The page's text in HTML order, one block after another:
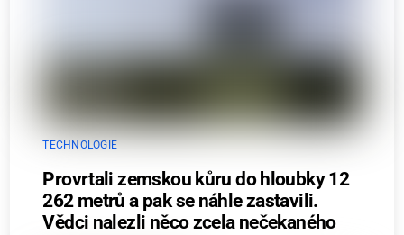
TECHNOLOGIE
Provrtali zemskou kůru do hloubky 12
262 metrů a pak se náhle zastavili.
Vědci nalezli něco zcela nečekaného